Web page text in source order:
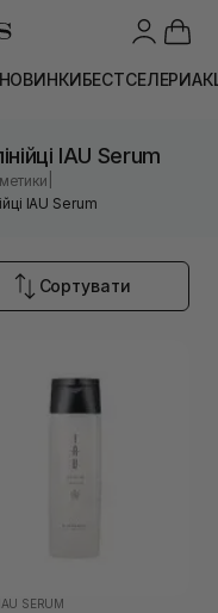
НОВИНКИБЕСТСЕЛЕРИ
IAU Serum
IAU Serum
Сортувати
IAU SERUM